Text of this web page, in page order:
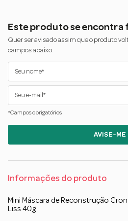
Este produto se encontra
Quer ser avisado assim que o produto
campos abaixo.
*Campos obrigatórios
AVISE-ME
Informações do produto
Mini Máscara de Reconstrução
Liss 40g